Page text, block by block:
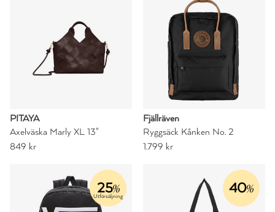
PITAYA
Axelväska Marly XL 13"
849 kr
Fjällräven
Ryggsäck Kånken No. 2
1.799 kr
25%
Utförsäljning 40%